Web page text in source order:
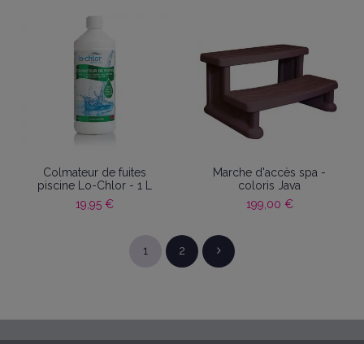
Colmateur de fuites
piscine Lo-Chlor - 1 L
19,95 €
Marche d'accès spa -
coloris Java
199,00 €
1 2